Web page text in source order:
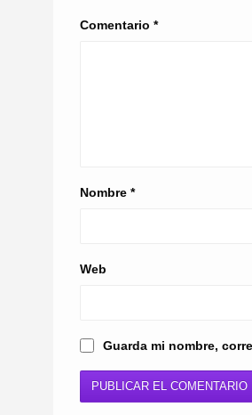
Comentario *
Nombre *
Web
Guarda mi nombre,